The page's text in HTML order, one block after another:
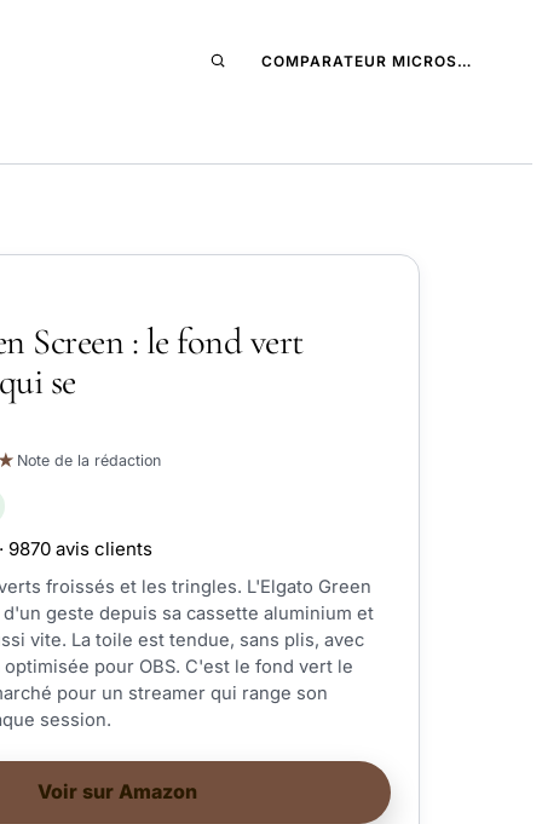
COMPARATEUR MICROS…
Screen : le fond vert
se
Note de la rédaction
9870 avis clients
froissés et les tringles. L'Elgato Green
geste depuis sa cassette aluminium et
vite. La toile est tendue, sans plis, avec
pour OBS. C'est le fond vert le
pour un streamer qui range son
session.
Voir sur Amazon